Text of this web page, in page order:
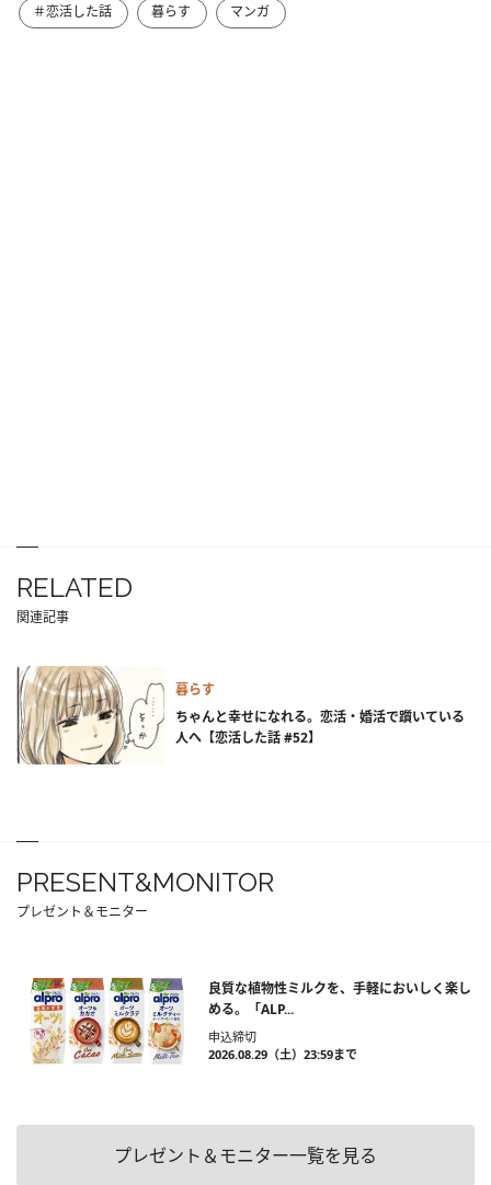
＃恋活した話 暮らす マンガ
RELATED
関連記事
暮らす
ちゃんと幸せになれる。恋活・婚活で躓いている
人へ【恋活した話 #52】
PRESENT&MONITOR
プレゼント＆モニター
良質な植物性ミルクを、手軽においしく楽し
める。「ALP...
申込締切
2026.08.29（土）23:59まで
プレゼント＆モニター一覧を見る